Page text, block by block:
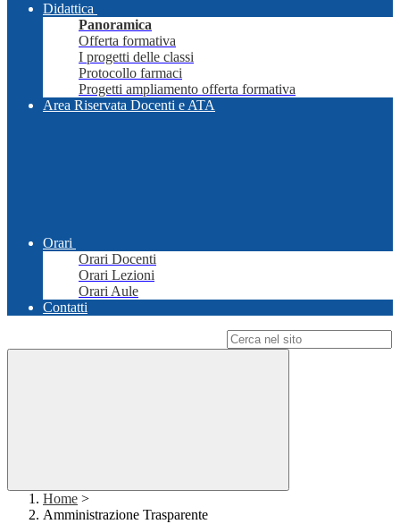
Didattica
Panoramica
Offerta formativa
I progetti delle classi
Protocollo farmaci
Progetti ampliamento offerta formativa
Area Riservata Docenti e ATA
Orari
Orari Docenti
Orari Lezioni
Orari Aule
Contatti
Home >
Amministrazione Trasparente